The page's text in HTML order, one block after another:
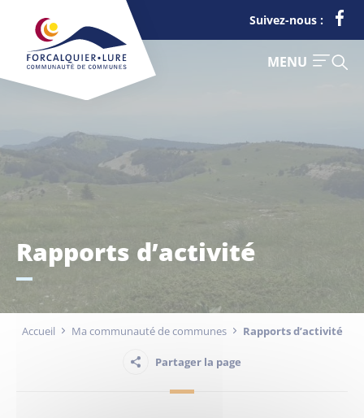
Suivez-nous :
Touriste
Entreprise
MENU
FERMER
Rapports d’activité
Accueil Ma communauté de communes Rapports d’activité
Partager la page
Déchets
Actualités
Cookies management panel